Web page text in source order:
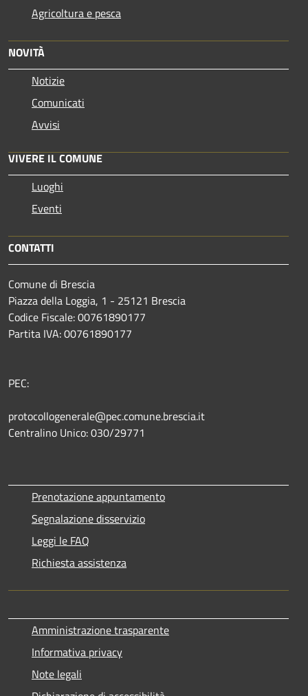
Agricoltura e pesca
NOVITÀ
Notizie
Comunicati
Avvisi
VIVERE IL COMUNE
Luoghi
Eventi
CONTATTI
Comune di Brescia
Piazza della Loggia, 1 - 25121 Brescia
Codice Fiscale: 00761890177
Partita IVA: 00761890177
PEC:
protocollogenerale@pec.comune.brescia.it
Centralino Unico: 030/29771
Prenotazione appuntamento
Segnalazione disservizio
Leggi le FAQ
Richiesta assistenza
Amministrazione trasparente
Informativa privacy
Note legali